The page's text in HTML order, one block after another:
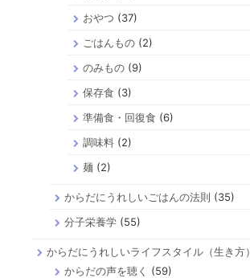
おやつ (37)
ごはんもの(2)
のみもの(9)
保存食 (3)
準備食・回復食 (6)
調味料(2)
麺 (2)
からだにうれしいごはんの法則 (35)
分子栄養学 (55)
からだにうれしいライフスタイル（生き方）
からだの声を聴く
(59)